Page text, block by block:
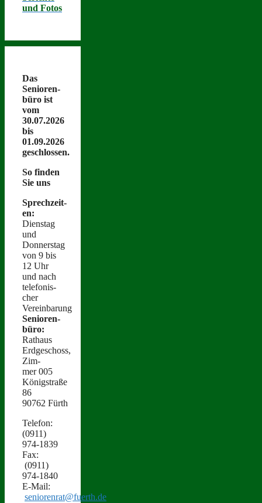
und Fotos
Das
Senioren­
büro ist
vom
30.07.2026
bis
01.09.2026
geschlossen.
So find­en
Sie uns
Sprechzeit­
en:
Dien­stag
und
Donnerstag
von 9 bis
12 Uhr
und nach
tele­fonis­
ch­er
Vereinbarung
Senioren­
büro:
Rathaus
Erdgeschoss,
Zim­
mer 005
Königstraße
86
90762 Fürth
Tele­fon:
(0911)
974‑1839
Fax:
(0911)
974‑1840
E‑Mail:
seniorenrat@fuerth.de